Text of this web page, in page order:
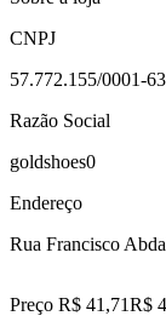
CNPJ
57.772.155/0001-63
Razão Social
goldshoes0
Endereço
Rua Francisco
Preço R$ 41,71R$